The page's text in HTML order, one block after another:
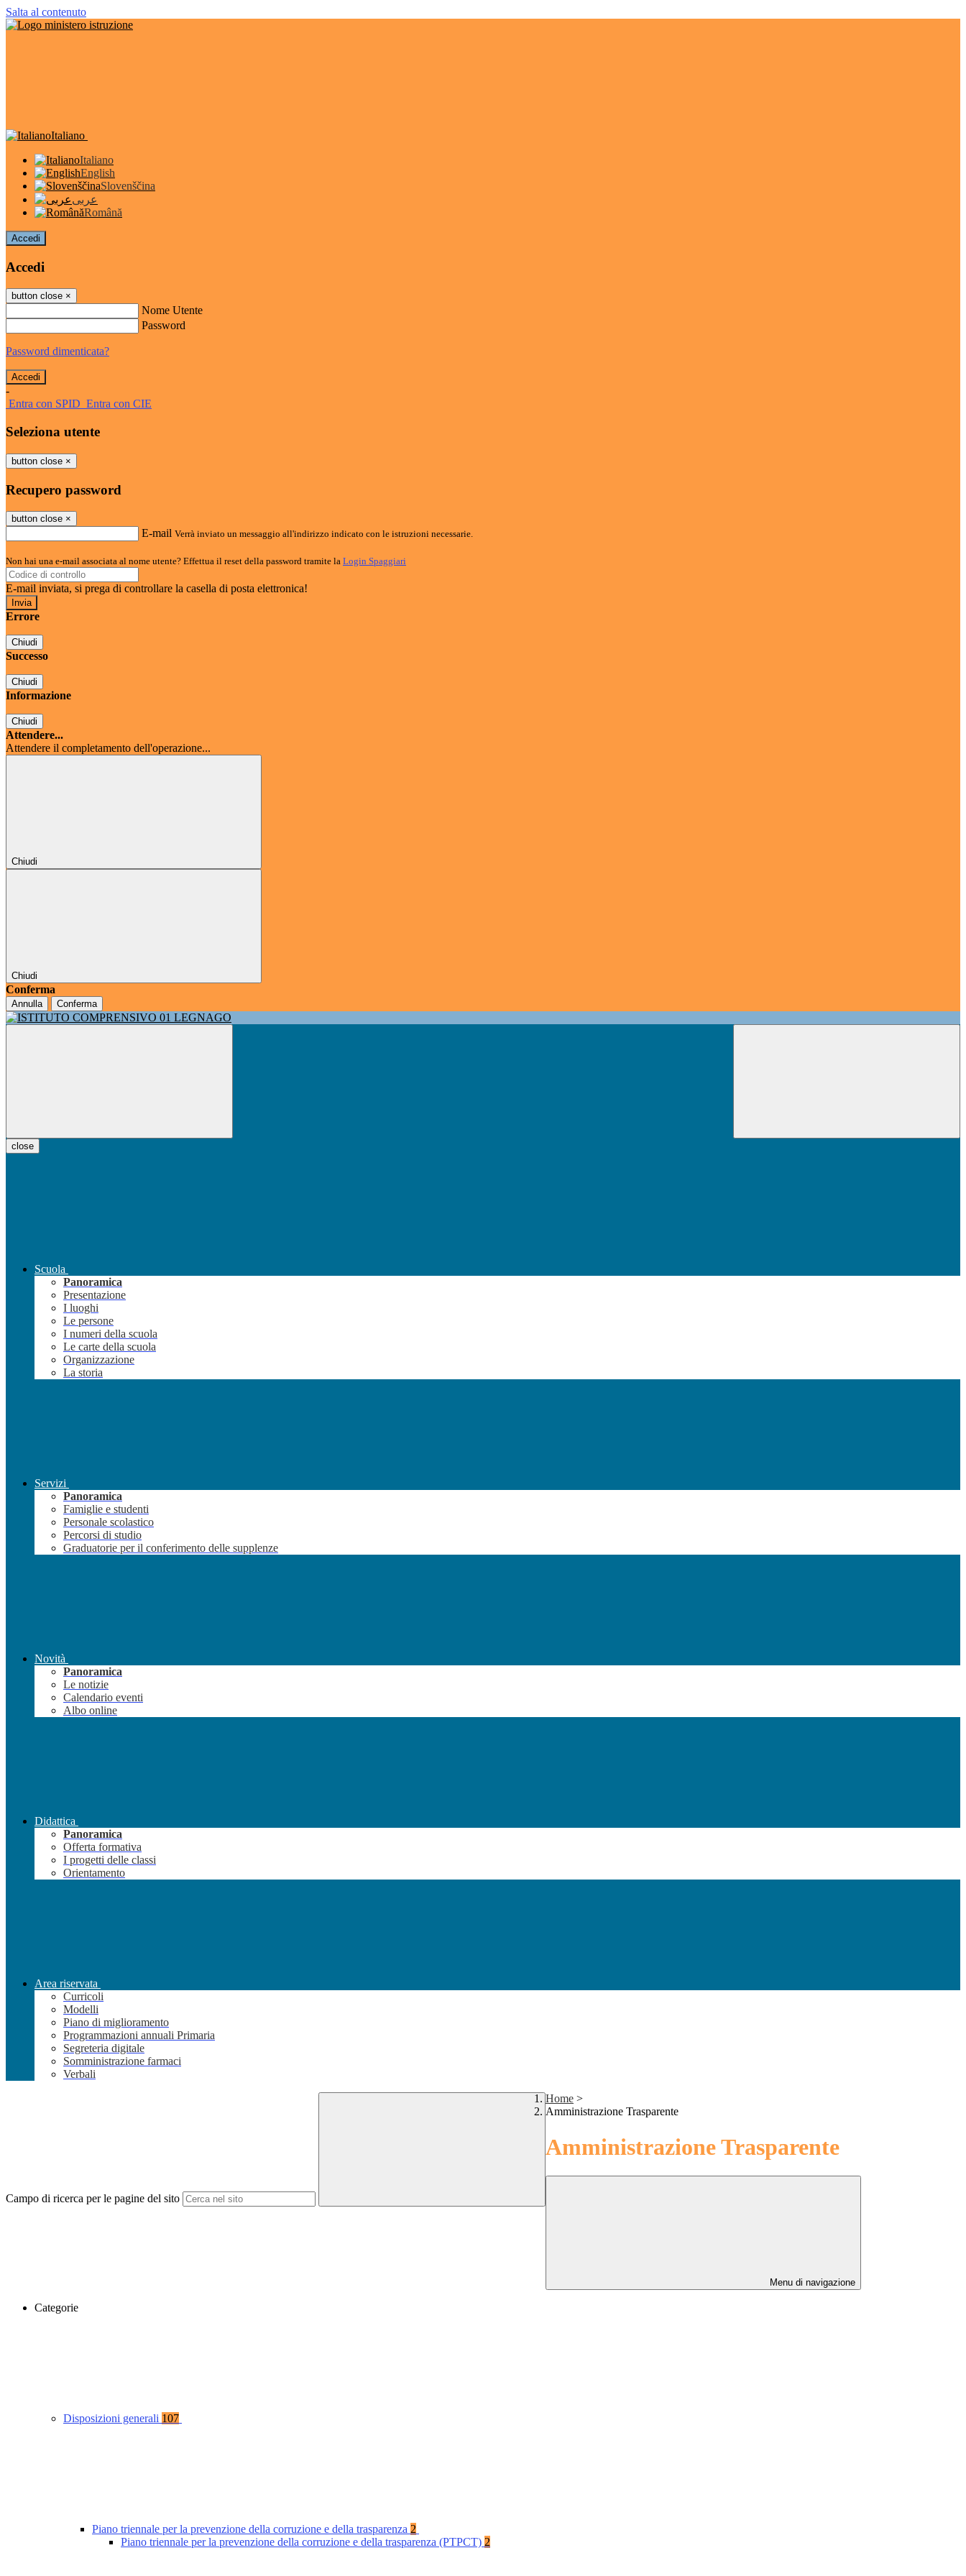
Salta al contenuto
Italiano
Italiano
English
Slovenščina
عربى
Română
Accedi
Accedi
button close ×
Nome Utente
Password
Password dimenticata?
-
Entra con SPID Entra con CIE
Seleziona utente
button close ×
Recupero password
button close ×
E-mail Verrà inviato un messaggio all'indirizzo indicato con le istruzioni necessarie.
Non hai una e-mail associata al nome utente? Effettua il reset della password tramite la Login Spaggiari
E-mail inviata, si prega di controllare la casella di posta elettronica!
Errore
Chiudi
Successo
Chiudi
Informazione
Chiudi
Attendere...
Attendere il completamento dell'operazione...
Chiudi
Chiudi
Conferma
Annulla Conferma
close
Scuola
Panoramica
Presentazione
I luoghi
Le persone
I numeri della scuola
Le carte della scuola
Organizzazione
La storia
Servizi
Panoramica
Famiglie e studenti
Personale scolastico
Percorsi di studio
Graduatorie per il conferimento delle supplenze
Novità
Panoramica
Le notizie
Calendario eventi
Albo online
Didattica
Panoramica
Offerta formativa
I progetti delle classi
Orientamento
Area riservata
Curricoli
Modelli
Piano di miglioramento
Programmazioni annuali Primaria
Segreteria digitale
Somministrazione farmaci
Verbali
Campo di ricerca per le pagine del sito
Home >
Amministrazione Trasparente
Amministrazione Trasparente
Menu di navigazione
Categorie
Disposizioni generali 107
Piano triennale per la prevenzione della corruzione e della trasparenza 2
Piano triennale per la prevenzione della corruzione e della trasparenza (PTPCT) 2